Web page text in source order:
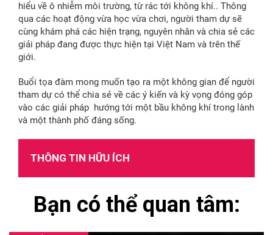
hiểu về ô nhiễm môi trường, từ rác tới không khí.. Thông
qua các hoạt động vừa học vừa chơi, người tham dự sẽ
cùng khám phá các hiện trạng, nguyên nhân và chia sẻ các
giải pháp đang được thực hiện tại Việt Nam và trên thế
giới.
Buổi tọa đàm mong muốn tạo ra một không gian để người
tham dự có thể chia sẻ về các ý kiến và kỳ vọng đóng góp
vào các giải pháp hướng tới một bầu không khí trong lành
và một thành phố đáng sống.
THÔNG TIN HỮU ÍCH
Bạn có thể quan tâm: